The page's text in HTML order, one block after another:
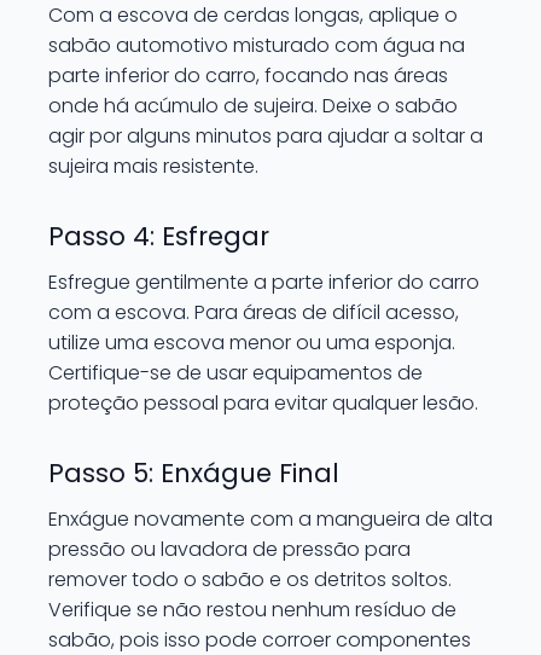
Com a escova de cerdas longas, aplique o
sabão automotivo misturado com água na
parte inferior do carro, focando nas áreas
onde há acúmulo de sujeira. Deixe o sabão
agir por alguns minutos para ajudar a soltar a
sujeira mais resistente.
Passo 4: Esfregar
Esfregue gentilmente a parte inferior do carro
com a escova. Para áreas de difícil acesso,
utilize uma escova menor ou uma esponja.
Certifique-se de usar equipamentos de
proteção pessoal para evitar qualquer lesão.
Passo 5: Enxágue Final
Enxágue novamente com a mangueira de alta
pressão ou lavadora de pressão para
remover todo o sabão e os detritos soltos.
Verifique se não restou nenhum resíduo de
sabão, pois isso pode corroer componentes